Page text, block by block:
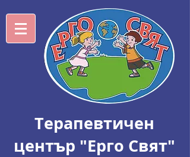
Tерапевтичен
център "Ерго Свят"